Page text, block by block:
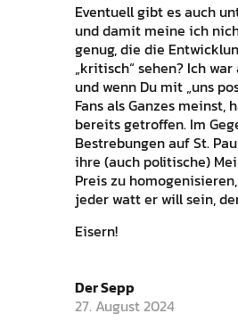
Eventuell gibt es auch
und damit meine ich
genug, die die
„kritisch“ sehen? Ich
und wenn Du mit „uns
Fans als Ganzes meinst,
bereits getroffen. Im
Bestrebungen auf St.
ihre (auch politische)
Preis zu
jeder watt er will sein,
Eisern!
Der Sepp
27. August 2024